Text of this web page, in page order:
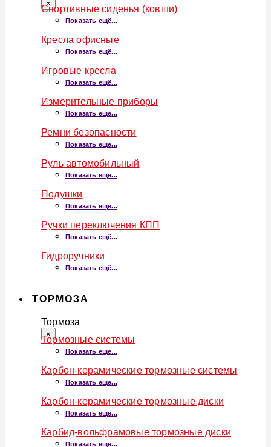
×
Спортивные сиденья (ковши)
Показать ещё...
Кресла офисные
Показать ещё...
Игровые кресла
Показать ещё...
Измерительные приборы
Показать ещё...
Ремни безопасности
Показать ещё...
Руль автомобильный
Показать ещё...
Подушки
Показать ещё...
Ручки переключения КПП
Показать ещё...
Гидроручники
Показать ещё...
ТОРМОЗА
Тормоза
×
Тормозные системы
Показать ещё...
Карбон-керамические тормозные системы
Показать ещё...
Карбон-керамические тормозные диски
Показать ещё...
Карбид-вольфрамовые тормозные диски
Показать ещё...